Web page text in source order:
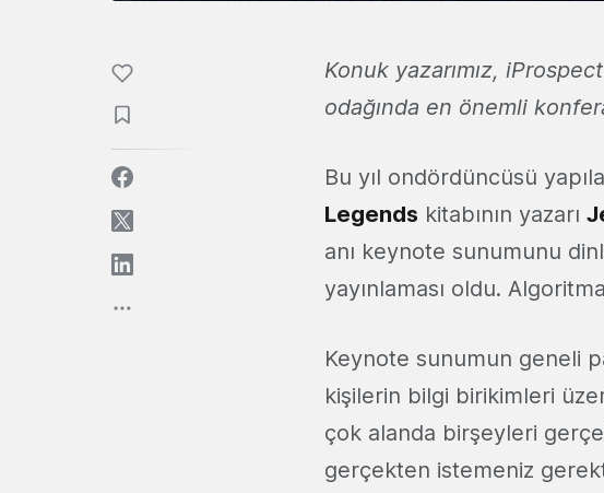
Konuk yazarımız,
odağında en önemli
Bu yıl ondördüncüsü
Legends kitabının yazarı
anı keynote sunumunu
yayınlaması oldu.
Keynote sunumun geneli
kişilerin bilgi birikimleri
çok alanda birşeyleri
gerçekten istemeniz